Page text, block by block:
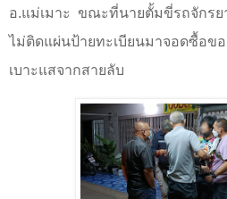
อ.แม่เมาะ ขณะที่นายตั้มขี่รถจักรย
ไม่ติดแผ่นป้ายทะเบียนมาจอดซื้อข
เบาะแสจากสายลับ